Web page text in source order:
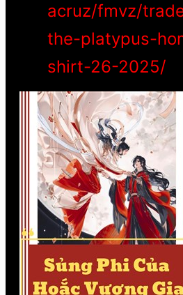
acruz/fmvz/
the-platypus-
shirt-26-2025/